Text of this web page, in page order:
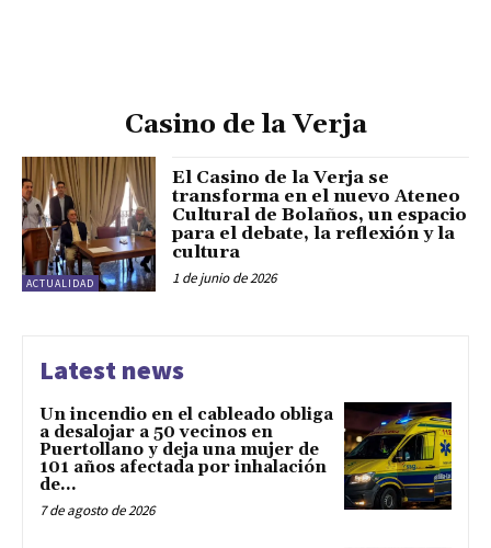
Casino de la Verja
ACTUALIDAD
El Casino de la Verja se
transforma en el nuevo Ateneo
Cultural de Bolaños, un espacio
para el debate, la reflexión y la
cultura
1 de junio de 2026
Latest news
Un incendio en el cableado obliga
a desalojar a 50 vecinos en
Puertollano y deja una mujer de
101 años afectada por inhalación
de...
7 de agosto de 2026